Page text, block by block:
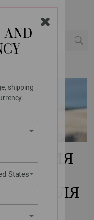
AND
shipping
States
|
ДЛЯ